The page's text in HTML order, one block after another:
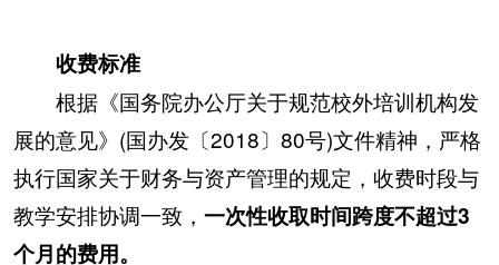
收费标准
根据《国务院办公厅关于规范校外培训机构发
展的意见》(国办发〔2018〕80号)文件精神，严格
执行国家关于财务与资产管理的规定，收费时段与
教学安排协调一致， 一次性收取时间跨度不超过3
个月的费用。